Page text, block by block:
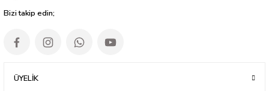
Bizi takip edin;
ÜYELİK